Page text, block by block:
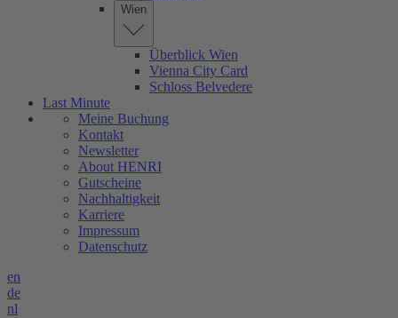
Wien
Überblick Wien
Vienna City Card
Schloss Belvedere
Last Minute
Meine Buchung
Kontakt
Newsletter
About HENRI
Gutscheine
Nachhaltigkeit
Karriere
Impressum
Datenschutz
en
de
nl